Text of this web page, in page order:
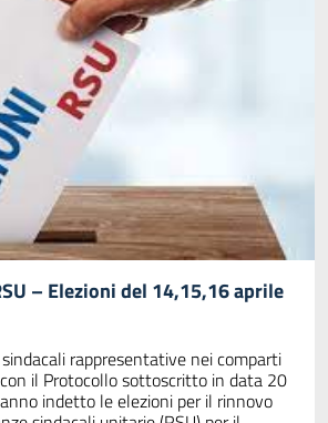
– Elezioni del 14,15,16 aprile
rappresentative nei comparti
il Protocollo sottoscritto in data 20
indetto le elezioni per il rinnovo